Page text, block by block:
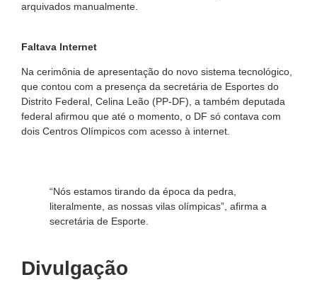
arquivados manualmente.
Faltava Internet
Na cerimônia de apresentação do novo sistema tecnológico,
que contou com a presença da secretária de Esportes do
Distrito Federal, Celina Leão (PP-DF), a também deputada
federal afirmou que até o momento, o DF só contava com
dois Centros Olímpicos com acesso à internet.
“Nós estamos tirando da época da pedra,
literalmente, as nossas vilas olímpicas”, afirma a
secretária de Esporte.
Divulgação